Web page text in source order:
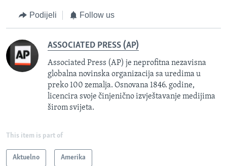
Podijeli Follow us
ASSOCIATED PRESS (AP)
Associated Press (AP) je neprofitna nezavisna
globalna novinska organizacija sa uredima u
preko 100 zemalja. Osnovana 1846. godine,
licencira svoje činjenično izvještavanje medijima
širom svijeta.
This item is part of
Aktuelno Amerika